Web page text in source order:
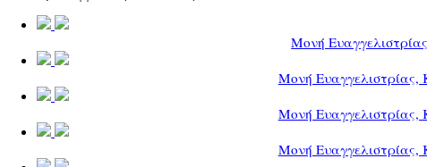
Μονή
Μονή Ευαγγελιστρίας,
Μονή Ευαγγελιστρίας,
Μονή Ευαγγελιστρίας,